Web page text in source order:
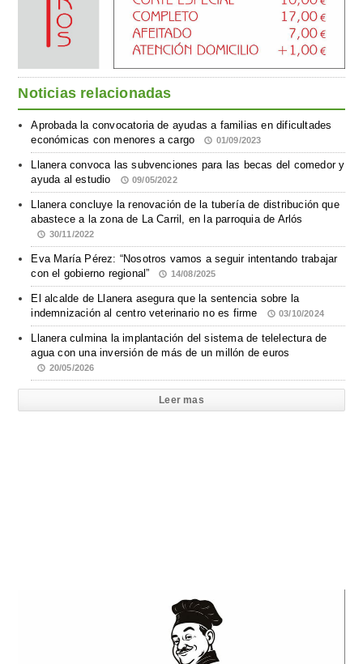
Noticias relacionadas
Aprobada la convocatoria de ayudas a familias en dificultades
económicas con menores a cargo
01/09/2023
Llanera convoca las subvenciones para las becas del comedor y
ayuda al estudio
09/05/2022
Llanera concluye la renovación de la tubería de distribución que
abastece a la zona de La Carril, en la parroquia de Arlós
30/11/2022
Eva María Pérez: “Nosotros vamos a seguir intentando trabajar
con el gobierno regional”
14/08/2025
El alcalde de Llanera asegura que la sentencia sobre la
indemnización al centro veterinario no es firme
03/10/2024
Llanera culmina la implantación del sistema de telelectura de
agua con una inversión de más de un millón de euros
20/05/2026
Leer mas